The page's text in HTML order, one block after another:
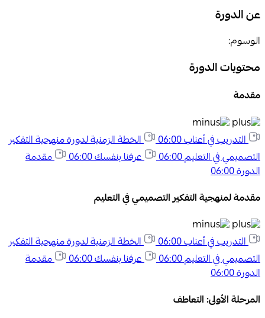
عن الدورة
الوسوم:
محتويات الدورة
مقدمة
التدريب في أعناب06:00
الخطة الزمنية لدورة منهجية التفكير
التصميمي في التعليم06:00 عرفنا بنفسك06:00
مقدمة
الدورة06:00
مقدمة لمنهجية التفكير التصميمي في التعليم
التدريب في أعناب06:00
الخطة الزمنية لدورة منهجية التفكير
التصميمي في التعليم06:00 عرفنا بنفسك06:00
مقدمة
الدورة06:00
المرحلة الأولى: التعاطف